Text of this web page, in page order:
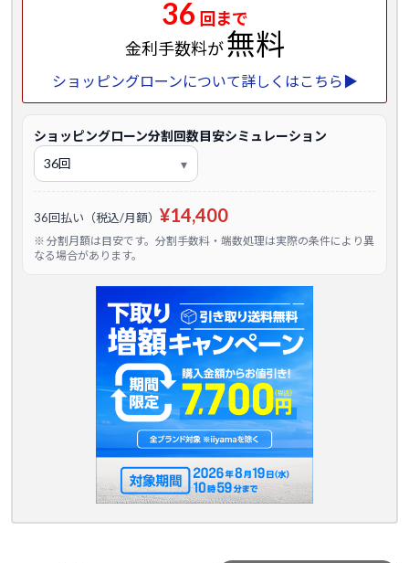
36 回まで
金利手数料が無料
ショッピングローンについて詳しくはこちら▶
ショッピングローン分割回数目安シミュレーション
36回払い（税込/月額） ¥14,400
※ 分割月額は目安です。分割手数料・端数処理は実際の条件により異
なる場合があります。